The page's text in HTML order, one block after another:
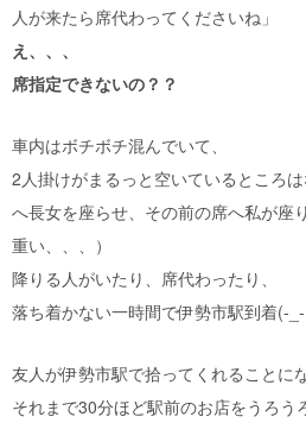
人が来たら席代わってくださいね」
え、、、
席指定できないの？？
車内はボチボチ混んでいて、
2人掛けがまるっと空いているところ
へ長女を座らせ、その前の席へ私が座
重い、、、）
降りる人がいたり、席代わったり、
落ち着かない一時間で伊勢市駅到着(-
友人が伊勢市駅で拾ってくれることに
それまで30分ほど駅前のお店をうろう